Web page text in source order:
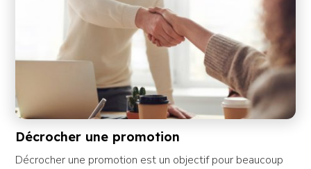
Décrocher une promotion
Décrocher une promotion est un objectif pour beaucoup